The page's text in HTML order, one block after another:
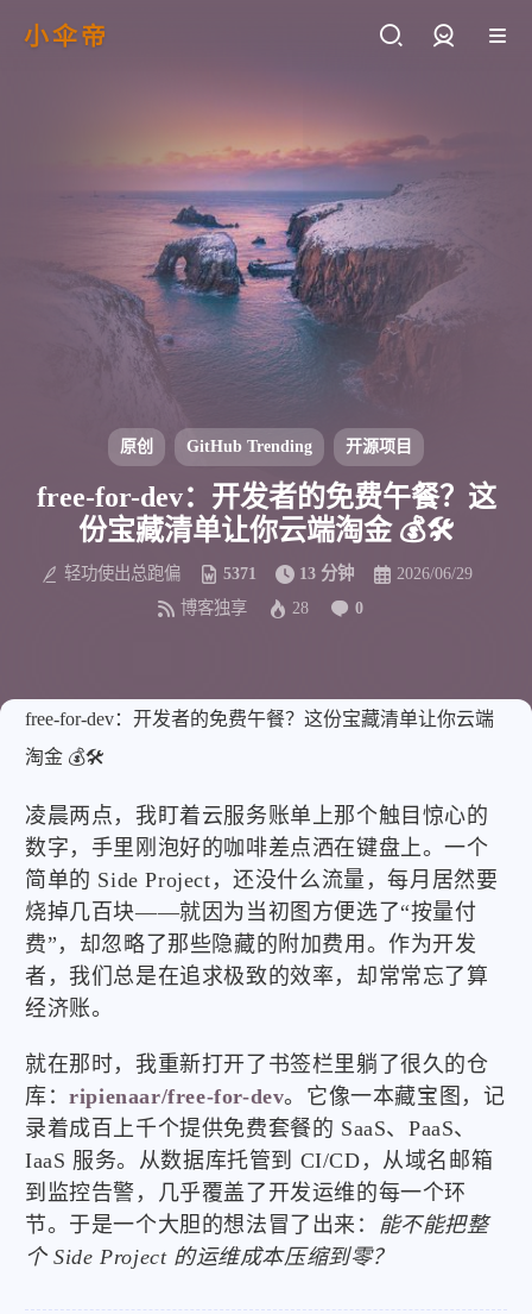
小伞帝
原创 GitHub Trending 开源项目
free-for-dev：开发者的免费午餐？这
份宝藏清单让你云端淘金 💰🛠️
轻功使出总跑偏 5371 13 分钟
2026/06/29
博客独享
28 0
free-for-dev：开发者的免费午餐？这份宝藏清单让你云端
淘金 💰🛠️
凌晨两点，我盯着云服务账单上那个触目惊心的
数字，手里刚泡好的咖啡差点洒在键盘上。一个
简单的 Side Project，还没什么流量，每月居然要
烧掉几百块——就因为当初图方便选了“按量付
费”，却忽略了那些隐藏的附加费用。作为开发
者，我们总是在追求极致的效率，却常常忘了算
经济账。
就在那时，我重新打开了书签栏里躺了很久的仓
库：ripienaar/free-for-dev。它像一本藏宝图，记
录着成百上千个提供免费套餐的 SaaS、PaaS、
IaaS 服务。从数据库托管到 CI/CD，从域名邮箱
到监控告警，几乎覆盖了开发运维的每一个环
节。于是一个大胆的想法冒了出来：
能不能把整
个 Side Project 的运维成本压缩到零？